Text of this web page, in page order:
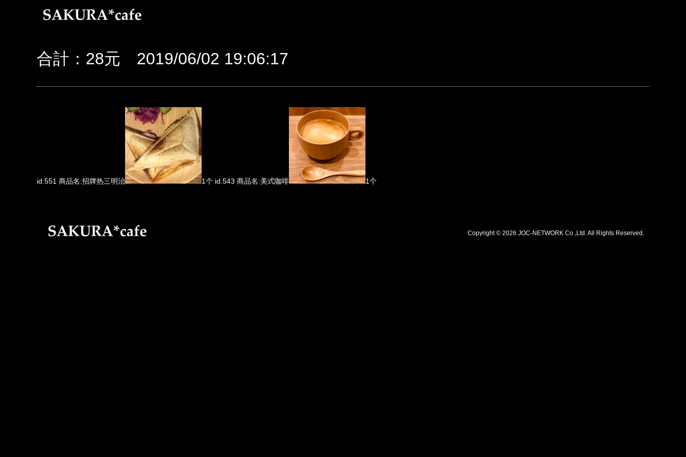
合計：28元 2019/06/02 19:06:17
id.551 商品名:招牌热三明治 1个 id.543 商品名:美式咖啡 1个
Copyright © 2026 JOC-NETWORK Co.,Ltd. All Rights Reserved.